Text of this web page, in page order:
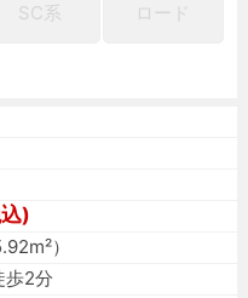
SC系 ロード
)
）
歩2分